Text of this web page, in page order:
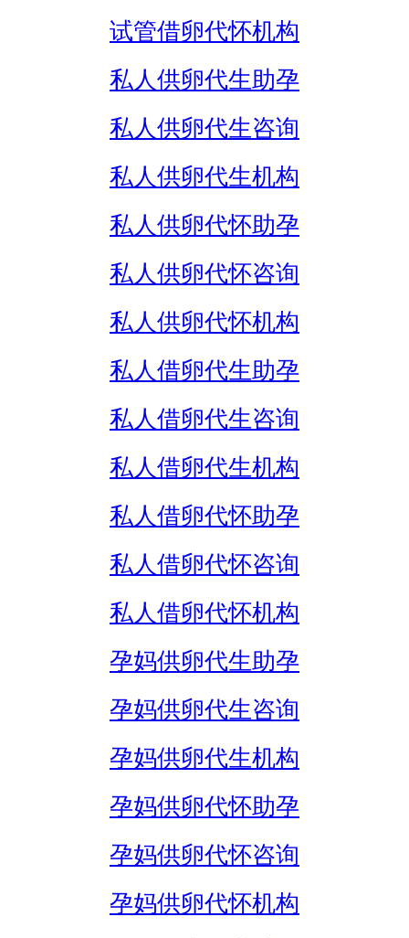
试管借卵代怀机构
私人供卵代生助孕
私人供卵代生咨询
私人供卵代生机构
私人供卵代怀助孕
私人供卵代怀咨询
私人供卵代怀机构
私人借卵代生助孕
私人借卵代生咨询
私人借卵代生机构
私人借卵代怀助孕
私人借卵代怀咨询
私人借卵代怀机构
孕妈供卵代生助孕
孕妈供卵代生咨询
孕妈供卵代生机构
孕妈供卵代怀助孕
孕妈供卵代怀咨询
孕妈供卵代怀机构